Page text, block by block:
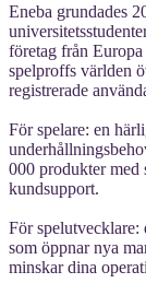
Eneba grundades
företag från
spelproffs världen
registrerade
För spelare: en
000 produkter med
kundsupport.
För spelutvecklare:
som öppnar nya
minskar dina